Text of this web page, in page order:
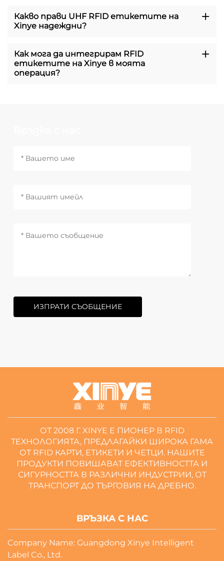
Какво прави UHF RFID етикетите на
Xinye надеждни?
Как мога да интегрирам RFID
етикетите на Xinye в моята
операция?
ИЗПРАТИ СЪОБЩЕНИЕ
ОТ 2008 Г. XINYE Е ПИОНЕР В RFID
ТЕХНОЛОГИЯТА, ПРЕДЛАГАЙКИ ШИРОКА ГАМА
ОТ RFID КАРТИ, ЕТИКЕТИ И ЧЕТЦИ. НАШИТЕ
ПРОДУКТИ ПОВИШАВАТ ЕФЕКТИВНОСТТА И
СИГУРНОСТТА В РАЗЛИЧНИ ИНДУСТРИИ, ОТ
ТРАНСПОРТ ДО ТЪРГОВИЯ НА ДРЕБНО.
ВРЪЗКА С НАС
Company Name: Guangdong Xinye Intelligent
Label Co., Ltd.